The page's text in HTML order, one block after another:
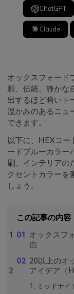
ChatGPT
Claude
オックスフォード
頼、伝統、静かな
出するほど暗いト
温かみのあるニュ
できます。
以下に、HEXコー
ードブルーカラー
刷、インテリアの
クセントカラーを
しょう。
この記事の内容
オックスフ
由
20以上のオ
アイデア（
ミッドナイ